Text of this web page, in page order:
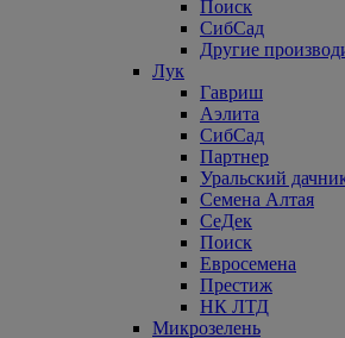
Поиск
СибСад
Другие
Лук
Гавриш
Аэлита
СибСад
Партнер
Уральский
Семена Алтая
СеДек
Поиск
Евросемена
Престиж
НК ЛТД
Микрозелень